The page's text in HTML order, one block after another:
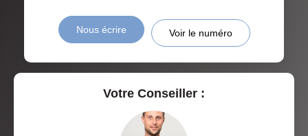
Nous écrire Voir le numéro
Votre Conseiller :